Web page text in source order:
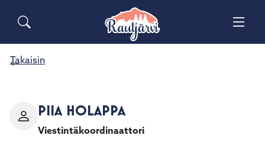
Siirry pääsisältöön Siirry päävalikkoon
Sähköiset lomakkeet
Matkailuinfo
Haku
Takaisin
PIIA HOLAPPA
Viestintäkoordinaattori